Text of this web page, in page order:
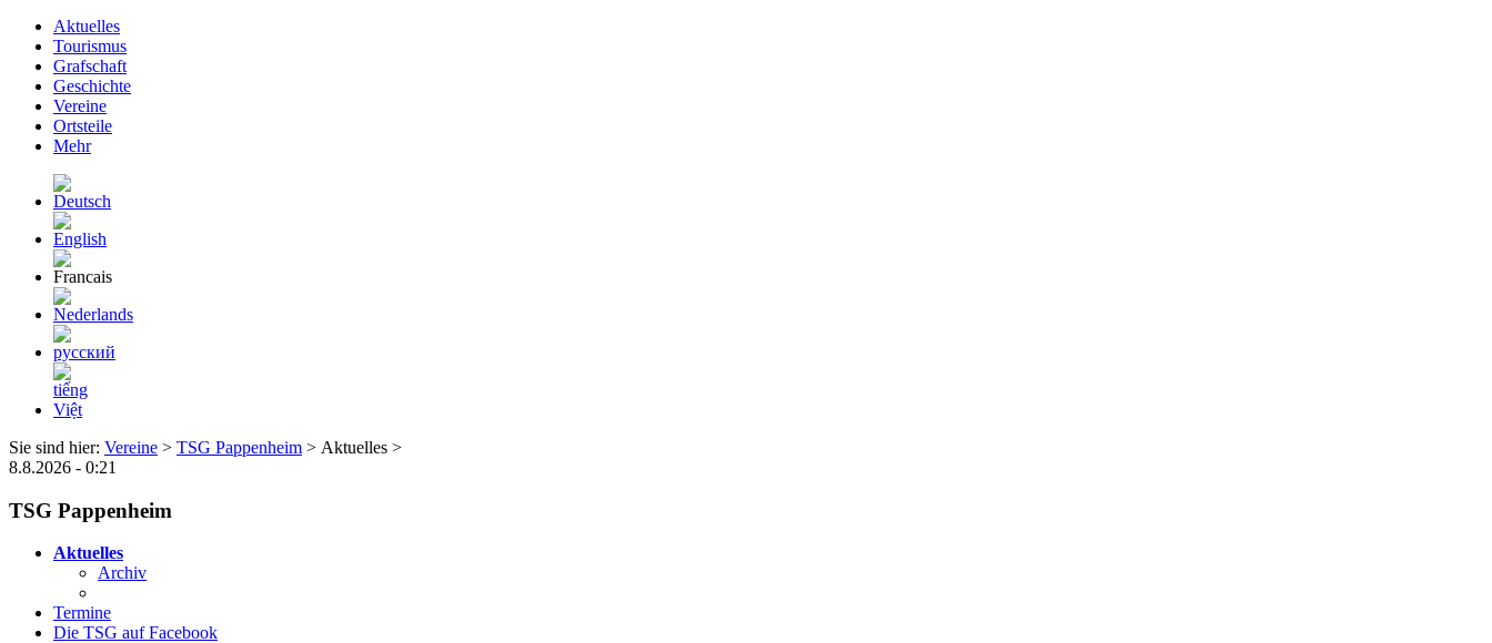
Aktuelles
Tourismus
Grafschaft
Geschichte
Vereine
Ortsteile
Mehr
Sie sind hier: Vereine > TSG Pappenheim > Aktuelles >
8.8.2026 - 0:21
TSG Pappenheim
Aktuelles
Archiv
Termine
Die TSG auf Facebook